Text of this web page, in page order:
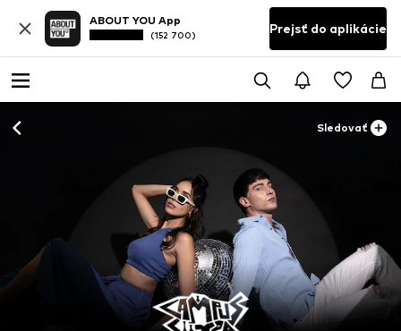
ABOUT YOU App
(152 700) Prejsť do aplikácie
Sledovať